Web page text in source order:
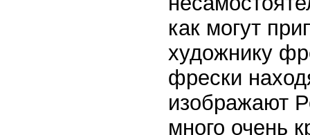
как могут
художнику
фрески
изображают
много очень